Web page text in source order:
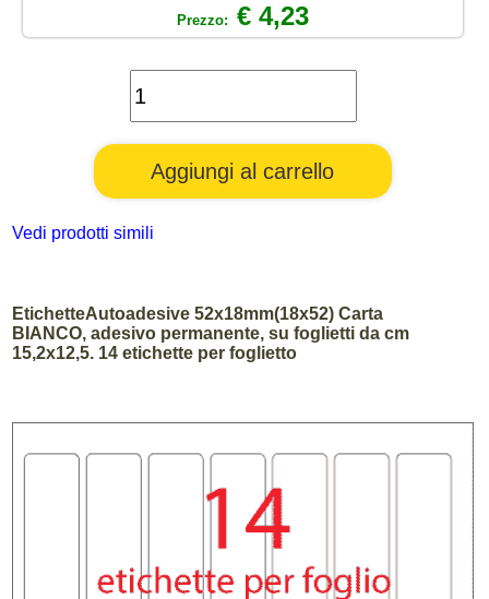
Prezzo: € 4,23
Vedi prodotti simili
EtichetteAutoadesive 52x18mm(18x52) Carta
BIANCO, adesivo permanente, su foglietti da cm
15,2x12,5. 14 etichette per foglietto